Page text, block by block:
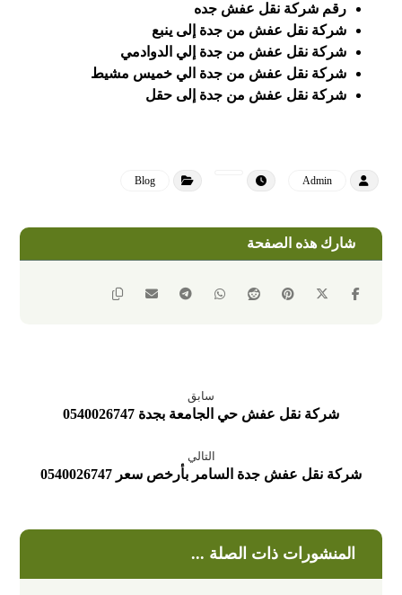
رقم شركة نقل عفش جده
شركة نقل عفش من جدة إلى ينبع
شركة نقل عفش من جدة إلي الدوادمي
شركة نقل عفش من جدة الي خميس مشيط
شركة نقل عفش من جدة إلى حقل
Admin
Blog
سابق
شركة نقل عفش حي الجامعة بجدة 0540026747
التالي
شركة نقل عفش جدة السامر بأرخص سعر 0540026747
المنشورات ذات الصلة ...